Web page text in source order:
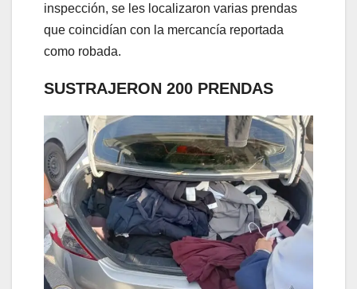
inspección, se les localizaron varias prendas
que coincidían con la mercancía reportada
como robada.
SUSTRAJERON 200 PRENDAS